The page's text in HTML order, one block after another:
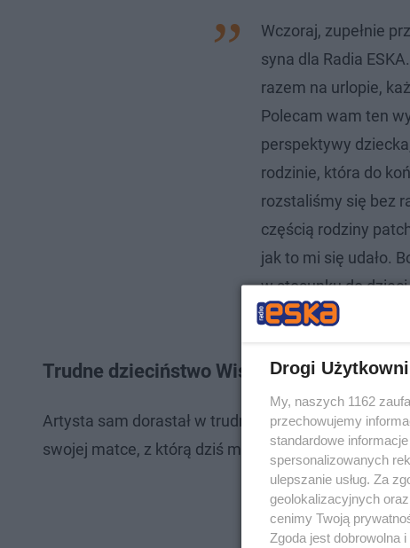
Wczoraj, zupełnie
syna dla Radia
razem na urlopie,
Polecam wam ten
perspektywy
rodzinie, która do
rozstaliśmy się bez
częścią rodziny
jak to mi się udało.
w stosunku do
tylko w bajkach -
Trudne dzieciństwo Wiśniewskiego
Artysta sam dorastał w trudnych warunkach. Jako
swojej matce, z którą dziś ma bliskie relacje.
Drogi
My, naszych 1162
przechowujemy
standardowe
spersonalizowanych
ulepszanie usług. Za
geolokalizacyjnych
cenimy Twoją
Zgoda jest dobrowolna